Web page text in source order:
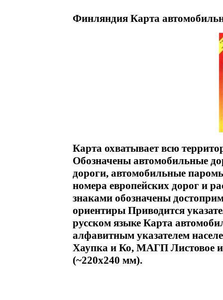
Финляндия Карта
Карта охватывает всю
Обозначены автомобильные
дороги, автомобильные
номера европейских дорог и
знаками обозначены
ориентиры Приводится
русском языке Карта
алфавитным указателем
Хаупка и Ко, МАГП Листовое
(~220x240 мм).